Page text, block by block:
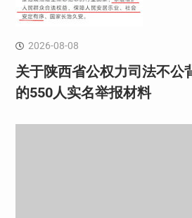
2026-08-08
关于陕西省公权力司法不公
的550人实名举报材料